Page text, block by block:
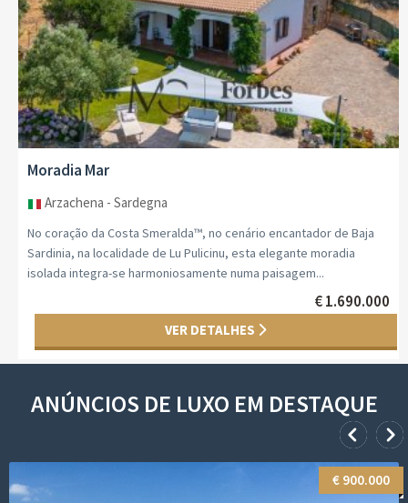
Cobertura Cidade
fano - marche
Há residências que se compram. E depois há moradias que
revelam quem tu és. No último andar do Palazzo Martinozzi, um
prestigiado edifício histórico de 1564, o encanto...
€ 760.000
ANÚNCIOS DE LUXO EM DESTAQUE
$ 1.800.000